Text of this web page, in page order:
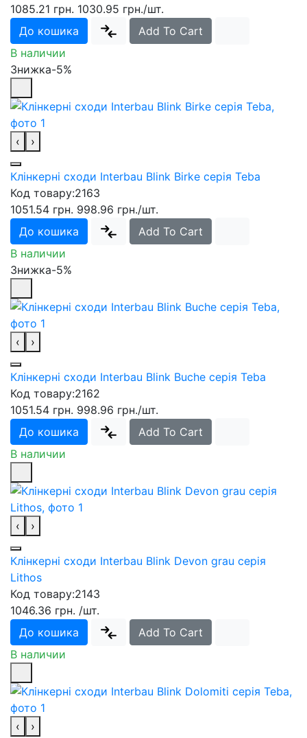
1085.21 грн. 1030.95 грн./шт.
До кошика
Add To Cart
В наличии
Знижка-5%
‹ ›
Клінкерні сходи Interbau Blink Birke серія Teba
Код товару:2163
1051.54 грн. 998.96 грн./шт.
До кошика
Add To Cart
В наличии
Знижка-5%
‹ ›
Клінкерні сходи Interbau Blink Buche серія Teba
Код товару:2162
1051.54 грн. 998.96 грн./шт.
До кошика
Add To Cart
В наличии
‹ ›
Клінкерні сходи Interbau Blink Devon grau серія
Lithos
Код товару:2143
1046.36 грн. /шт.
До кошика
Add To Cart
В наличии
‹ ›